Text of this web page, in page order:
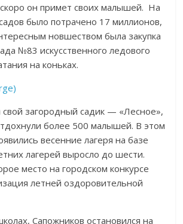
он примет своих малышей. На
было потрачено 17 миллионов,
новшеством была закупка
№83 искусственного ледового
на коньках.
свой загородный садик — «Лесное»,
более 500 малышей. В этом
весенние лагеря на базе
лагерей выросло до шести.
место на городском конкурсе
летней оздоровительной
Сапожников остановился на